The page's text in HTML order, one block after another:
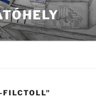
FILCTOLL"